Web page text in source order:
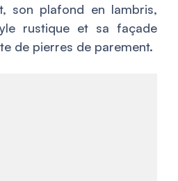
son plafond en lambris,
rustique et sa façade
de pierres de parement.